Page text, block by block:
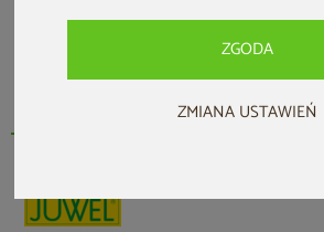
ZGODA
ZMIANA USTAWIEŃ